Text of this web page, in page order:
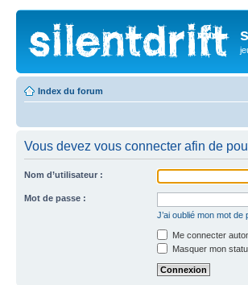
Index du forum
Vous devez vous connecter afin de
Nom d’utilisateur :
Mot de passe :
J’ai oublié mon mot de
Me connecter
Masquer mon